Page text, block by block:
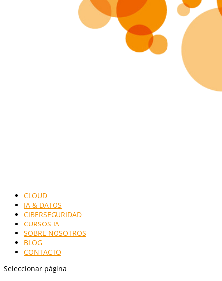
CLOUD
IA & DATOS
CIBERSEGURIDAD
CURSOS IA
SOBRE NOSOTROS
BLOG
CONTACTO
Seleccionar página